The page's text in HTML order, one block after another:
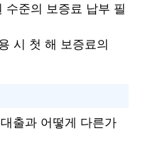
준의 보증료 납부 필
시 첫 해 보증료의
출과 어떻게 다른가